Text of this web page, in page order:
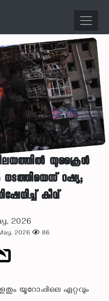
യുക്രൈൻ
റഷ്യ;
കീവ്
2026
2026 86
യൂറോപ്പിലെ ഏറ്റവും